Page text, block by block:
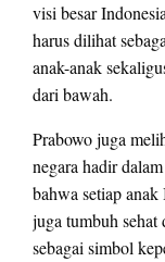
visi besar
harus dilihat
anak-anak
dari bawah.
Prabowo juga
negara hadir
bahwa setiap
juga tumbuh sehat
sebagai simbol